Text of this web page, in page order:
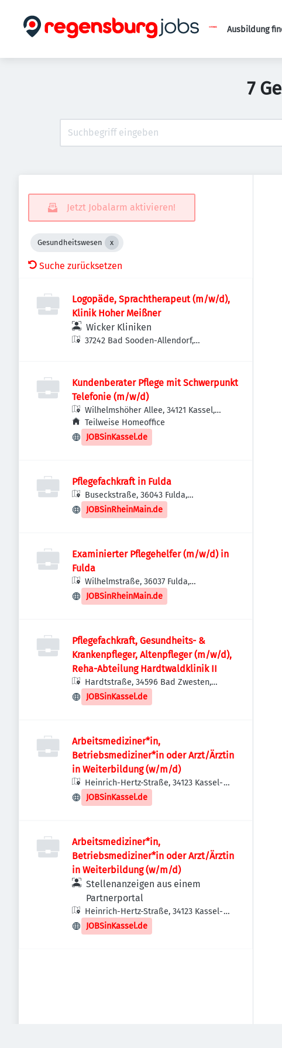
Ausbildung
7
Jetzt Jobalarm aktivieren!
Gesundheitswesen
Suche zurücksetzen
Logopäde, Sprachtherapeut (m/w/d),
Klinik Hoher Meißner
Wicker Kliniken
37242 Bad Sooden-Allendorf,
Kundenberater Pflege mit Schwerpunkt
Telefonie (m/w/d)
Wilhelmshöher Allee, 34121 Kassel,
Deutschland
Teilweise Homeoffice
JOBSinKassel.de
Pflegefachkraft in Fulda
Buseckstraße, 36043 Fulda,
Deutschland
JOBSinRheinMain.de
Examinierter Pflegehelfer (m/w/d) in
Fulda
Wilhelmstraße, 36037 Fulda,
Deutschland
JOBSinRheinMain.de
Pflegefachkraft, Gesundheits- &
Krankenpfleger, Altenpfleger (m/w/d),
Reha-Abteilung Hardtwaldklinik II
Hardtstraße, 34596 Bad Zwesten,
Deutschland
JOBSinKassel.de
Arbeitsmediziner*in,
Betriebsmediziner*in oder Arzt/Ärztin
in Weiterbildung (w/m/d)
Heinrich-Hertz-Straße, 34123 Kassel-
Waldau, Deutschland
JOBSinKassel.de
Arbeitsmediziner*in,
Betriebsmediziner*in oder Arzt/Ärztin
in Weiterbildung (w/m/d)
Stellenanzeigen aus einem
Partnerportal
Heinrich-Hertz-Straße, 34123 Kassel-
Waldau, Deutschland
JOBSinKassel.de